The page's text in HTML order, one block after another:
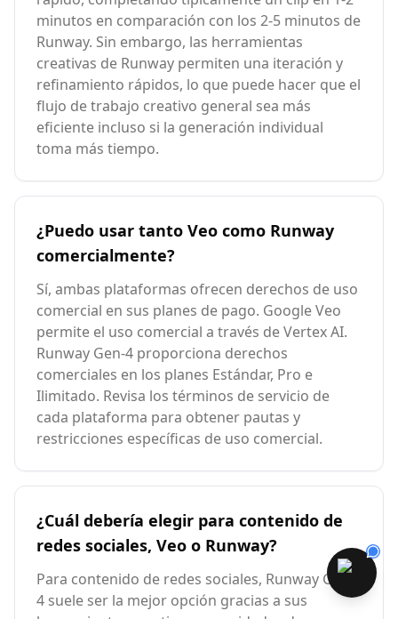
minutos en comparación con los 2-5 minutos de
Runway. Sin embargo, las herramientas
creativas de Runway permiten una iteración y
refinamiento rápidos, lo que puede hacer que el
flujo de trabajo creativo general sea más
eficiente incluso si la generación individual
toma más tiempo.
¿Puedo usar tanto Veo como Runway
comercialmente?
Sí, ambas plataformas ofrecen derechos de uso
comercial en sus planes de pago. Google Veo
permite el uso comercial a través de Vertex AI.
Runway Gen-4 proporciona derechos
comerciales en los planes Estándar, Pro e
Ilimitado. Revisa los términos de servicio de
cada plataforma para obtener pautas y
restricciones específicas de uso comercial.
¿Cuál debería elegir para contenido de
redes sociales, Veo o Runway?
Para contenido de redes sociales, Runway Gen-
4 suele ser la mejor opción gracias a sus